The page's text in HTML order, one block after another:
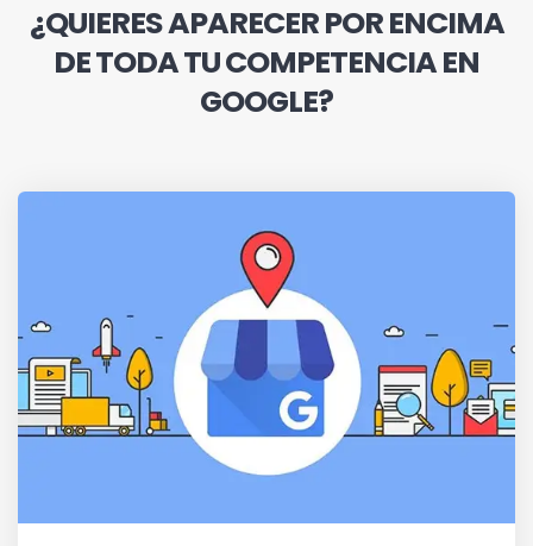
¿QUIERES APARECER POR ENCIMA
DE TODA TU COMPETENCIA EN
GOOGLE?